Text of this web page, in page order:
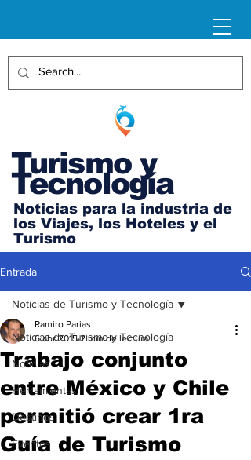
Turismo y
Tecnología
Noticias para la industria de
los Viajes, los Hoteles y el
Turismo
Entrada
Noticias de Turismo y Tecnología
Noticias
Herramientas
Destinos
Eventos
Noticias de Turismo y Tecnología
Trabajo conjunto
entre México y Chile
permitió crear 1ra
Guía de Turismo
Ramiro Parias
6 abr 2015 2 min de lectura